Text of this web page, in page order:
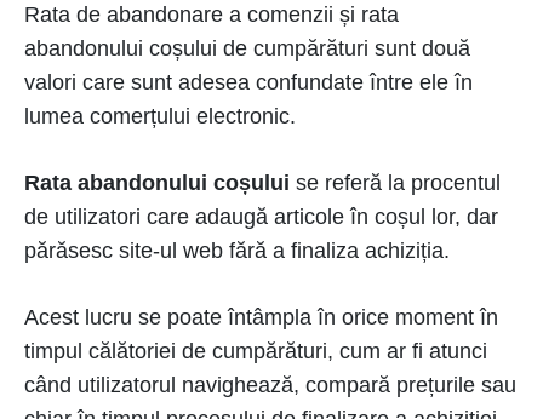
Rata de abandonare a comenzii și rata
abandonului coșului de cumpărături sunt două
valori care sunt adesea confundate între ele în
lumea comerțului electronic.
Rata abandonului coșului se referă la procentul
de utilizatori care adaugă articole în coșul lor, dar
părăsesc site-ul web fără a finaliza achiziția.
Acest lucru se poate întâmpla în orice moment în
timpul călătoriei de cumpărături, cum ar fi atunci
când utilizatorul navighează, compară prețurile sau